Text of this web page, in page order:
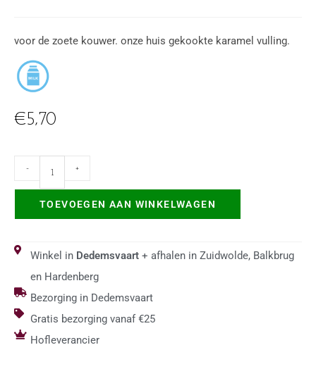
voor de zoete kouwer. onze huis gekookte karamel vulling.
€5,70
- +
TOEVOEGEN AAN WINKELWAGEN
Winkel in Dedemsvaart+ afhalen in Zuidwolde, Balkbrug
en Hardenberg
Bezorging in Dedemsvaart
Gratis bezorging vanaf €25
Hofleverancier